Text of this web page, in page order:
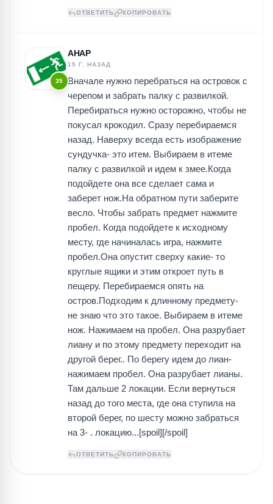
ОТВЕТИТЬ КОПИРОВАТЬ
35
АНАР
15 Г. НАЗАД
Вначале нужно перебраться на островок с
черепом и забрать палку с развилкой.
Перебираться нужно осторожно, чтобы не
покусал крокодил. Сразу перебираемся
назад. Наверху всегда есть изображение
сундучка- это итем. Выбираем в итеме
палку с развилкой и идем к змее.Когда
подойдете она все сделает сама и
заберет нож.На обратном пути заберите
весло. Чтобы забрать предмет нажмите
пробел. Когда подойдете к исходному
месту, где начиналась игра, нажмите
пробел.Она опустит сверху какие- то
круглые ящики и этим откроет путь в
пещеру. Перебираемся опять на
остров.Подходим к длинному предмету-
не знаю что это такое. Выбираем в итеме
нож. Нажимаем на пробел. Она разрубает
лиану и по этому предмету переходит на
другой берег.. По берегу идем до лиан-
нажимаем пробел. Она разрубает лианы.
Там дальше 2 локации. Если вернуться
назад до того места, где она ступила на
второй берег, по шесту можно забраться
на 3- . локацию...[spoil][/spoil]
ОТВЕТИТЬ КОПИРОВАТЬ